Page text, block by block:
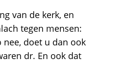
van de kerk, en
tegen mensen:
nee, doet u dan ook
dr. En ook dat